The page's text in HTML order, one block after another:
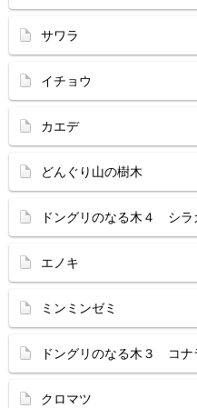
サワラ
イチョウ
カエデ
どんぐり山の樹木
ドングリのなる木４ シラ
エノキ
ミンミンゼミ
ドングリのなる木３ コナ
クロマツ